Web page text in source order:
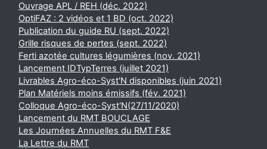
Ouvrage APL / REH (déc. 2022)
OptiFAZ : 2 vidéos et 1 BD (oct. 2022)
Publication du guide RU (sept. 2022)
Grille risques de pertes (sept. 2022)
Ferti azotée cultures légumières (nov. 2021)
Lancement IDTypTerres (juillet 2021)
Livrables Agro-éco-Syst'N disponibles (juin 2021)
Plan Matériels moins émissifs (fév. 2021)
Colloque Agro-éco-Syst'N(27/11/2020)
Lancement du RMT BOUCLAGE
Les Journées Annuelles du RMT F&E
La Lettre du RMT